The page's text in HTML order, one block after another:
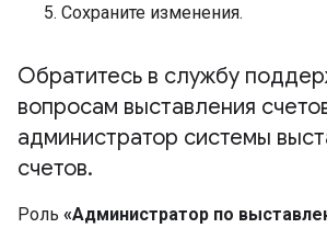
Сохраните изменения.
Обратитесь в службу
вопросам выставления
администратор системы
счетов.
Роль «Администратор по